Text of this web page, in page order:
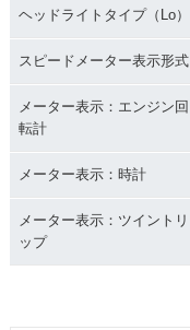
ヘッドライトタイプ（Lo）
スピードメーター表示形式
メーター表示：エンジン回
転計
メーター表示：時計
メーター表示：ツイントリ
ップ